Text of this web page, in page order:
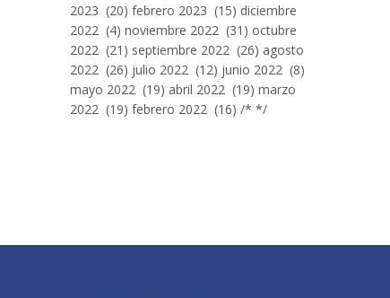
2023 (20) febrero 2023 (15) diciembre
2022 (4) noviembre 2022 (31) octubre
2022 (21) septiembre 2022 (26) agosto
2022 (26) julio 2022 (12) junio 2022 (8)
mayo 2022 (19) abril 2022 (19) marzo
2022 (19) febrero 2022 (16) /* */